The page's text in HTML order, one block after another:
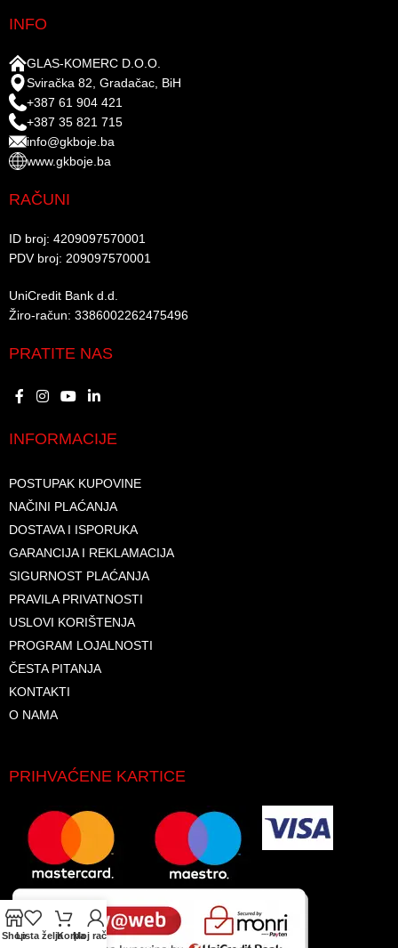
INFO
GLAS-KOMERC D.O.O.
Sviračka 82, Gradačac, BiH
+387 61 904 421
+387 35 821 715
info@gkboje.ba
www.gkboje.ba
RAČUNI
ID broj: 4209097570001​
PDV broj: 209097570001 ​
UniCredit Bank d.d.​
Žiro-račun: 3386002262475496​​
PRATITE NAS
INFORMACIJE
POSTUPAK KUPOVINE
NAČINI PLAĆANJA
DOSTAVA I ISPORUKA
GARANCIJA I REKLAMACIJA
SIGURNOST PLAĆANJA
PRAVILA PRIVATNOSTI
USLOVI KORIŠTENJA
PROGRAM LOJALNOSTI
ČESTA PITANJA
KONTAKTI
O NAMA
PRIHVAĆENE KARTICE
ShopLista željaKorpaMoj račun